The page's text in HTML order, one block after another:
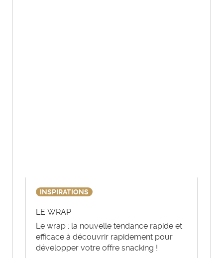
INSPIRATIONS
LE WRAP
Le wrap : la nouvelle tendance rapide et
efficace à découvrir rapidement pour
développer votre offre snacking !